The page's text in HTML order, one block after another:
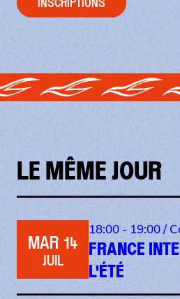
INSCRIPTIONS
LE MÊME JOUR
MAR 14
JUIL
18:00 - 19:00 /
FRANCE
L'ÉTÉ